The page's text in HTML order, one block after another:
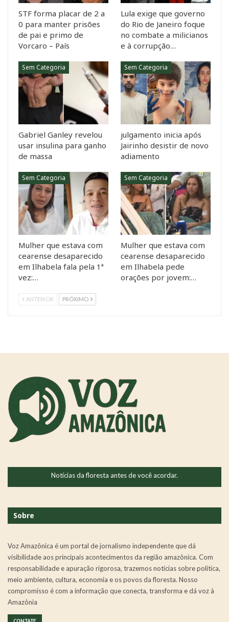
STF forma placar de 2 a
0 para manter prisões
de pai e primo de
Vorcaro – País
Lula exige que governo
do Rio de Janeiro foque
no combate a milicianos
e à corrupção…
Sem Categoria
Gabriel Ganley revelou
usar insulina para ganho
de massa
Sem Categoria
julgamento inicia após
Jairinho desistir de novo
adiamento
Sem Categoria
Mulher que estava com
cearense desaparecido
em Ilhabela fala pela 1ª
vez:…
Sem Categoria
Mulher que estava com
cearense desaparecido
em Ilhabela pede
orações por jovem:…
ANTERIOR PRÓXIMO
Notícias da floresta antes de você acordar.
Sobre
Voz Amazônica é um portal de jornalismo independente que dá
visibilidade aos principais acontecimentos da região amazônica. Com
responsabilidade e apuração rigorosa, trazemos notícias sobre política,
meio ambiente, cultura, economia e os povos da floresta. Nosso
compromisso é com a informação que conecta, transforma e dá voz à
Amazônia